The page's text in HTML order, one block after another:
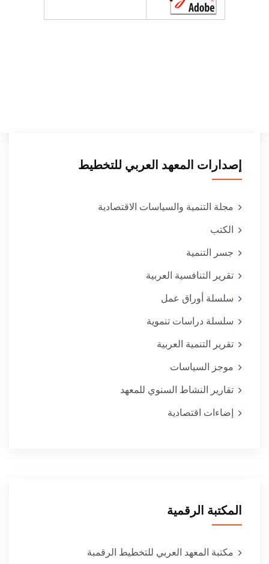
إصدارات المعهد العربي للتخطيط
مجلة التنمية والسياسات الاقتصادية
الكتب
جسر التنمية
تقرير التنافسية العربية
سلسلة أوراق عمل
سلسلة دراسات تنموية
تقرير التنمية العربية
موجز السياسات
تقارير النشاط السنوي للمعهد
إضاءات اقتصادية
المكتبة الرقمية
مكتبة المعهد العربي للتخطيط الرقمبة